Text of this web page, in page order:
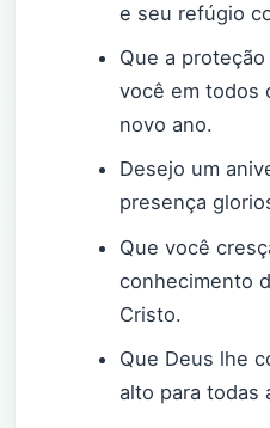
e seu refúgio
Que a
você em todos
novo ano.
Desejo um
presença
Que você
conhecimento
Cristo.
Que Deus lhe
alto para todas